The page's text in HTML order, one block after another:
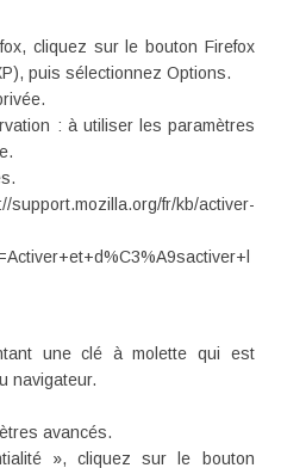
cliquez sur le bouton Firefox
puis sélectionnez Options.
: à utiliser les paramètres
fr/kb/activer-
une clé à molette qui est
navigateur.
avancés.
», cliquez sur le bouton